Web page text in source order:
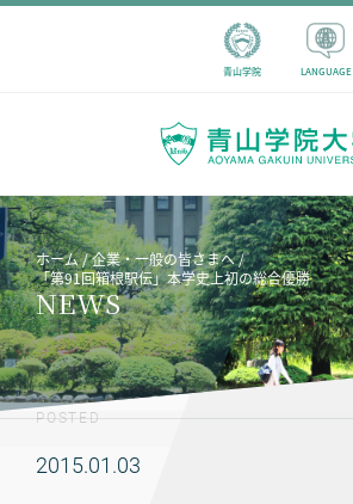
青山学院 LANGUAGE
ホーム
企業・一般の皆さまへ
「第91回箱根駅伝」本学史上初の総合優勝
NEWS
POSTED
2015.01.03